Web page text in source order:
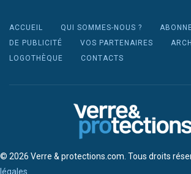
ACCUEIL QUI SOMMES-NOUS ?
DE PUBLICITÉ
VOS PARTENAIRES
LOGOTHÈQUE
CONTACTS
© 2026 Verre & protections.com. Tous droits
légales